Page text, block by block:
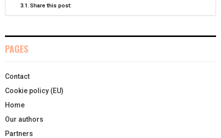
E
Share this post:
PAGES
Contact
Cookie policy (EU)
Home
Our authors
Partners